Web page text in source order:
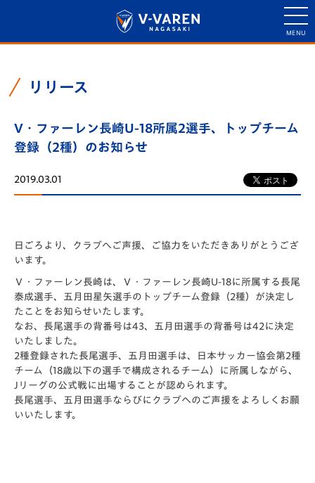
リリース
V・ファーレン長崎U-18所属2選手、トップチーム
登録（2種）のお知らせ
2019.03.01
日ごろより、クラブへご声援、ご協力をいただきありがとうござ
います。
Ｖ・ファーレン長崎は、Ｖ・ファーレン長崎U-18に所属する長尾
泰成選手、五月田星矢選手のトップチーム登録（2種）が決定し
たことをお知らせいたします。
なお、長尾選手の背番号は43、五月田選手の背番号は42に決定
いたしました。
2種登録された長尾選手、五月田選手は、日本サッカー協会第2種
チーム（18歳以下の選手で構成されるチーム）に所属しながら、
Jリーグの公式戦に出場することが認められます。
長尾選手、五月田選手ならびにクラブへのご声援をよろしくお願
いいたします。